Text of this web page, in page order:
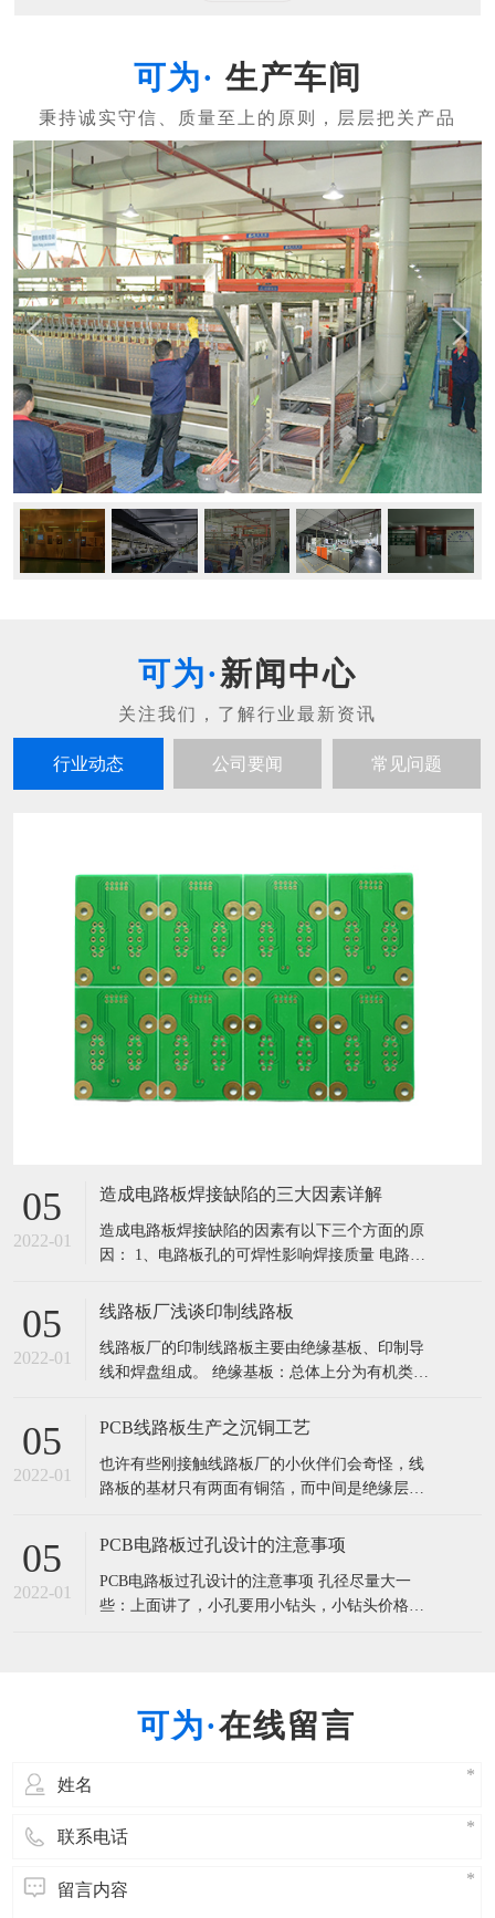
生产车间
新闻中心
行业动态 公司要闻 常见问题
05
2022-01
造成电路板焊接缺陷的三大因素详解
造成电路板焊接缺陷的因素有以下三个方面的原
因： 1、电路板孔的可焊性影响焊接质量 电路板
元件的参数，导致多层板元器件和内层线导通不
金属表面被 熔融焊料润湿的性质，即焊料所在金
属表面形成一层相对均匀的连续
05
2022-01
线路板厂浅谈印制线路板
线路板厂的印制线路板主要由绝缘基板、印制导
线和焊盘组成。 绝缘基板：总体上分为有机类基
用增强材料如玻璃纤维，浸以树脂粘合剂，通过
成，这类基板称为覆铜箔层压板(CCL)，简称覆铜
板，是制造PCB的主要材料
05
2022-01
PCB线路板生产之沉铜工艺
也许有些刚接触线路板厂的小伙伴们会奇怪，线
路板的基材只有两面有铜箔，而中间是绝缘层，
通了吗？两面的线路怎么可以连接在一起，使电
这神奇的工艺—沉铜。 沉铜是化学镀铜的简称，
也叫做镀通孔，简写为PTH，是
05
2022-01
PCB电路板过孔设计的注意事项
PCB电路板过孔设计的注意事项 孔径尽量大一
些：上面讲了，小孔要用小钻头，小钻头价格
激光孔的，比1层激光孔的再贵3
在线留言